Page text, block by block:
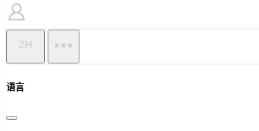
ZH
语言